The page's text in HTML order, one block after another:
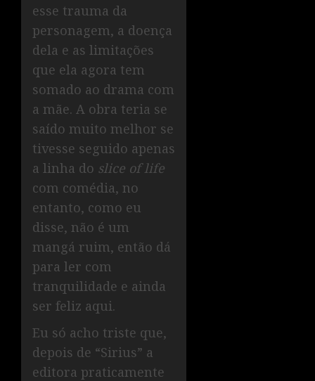
esse trauma da
personagem, a doença
dela e as limitações
que ela agora tem
somado ao drama com
a mãe. A obra teria se
saído muito melhor se
tivesse seguido apenas
a linha do slice of life
com comédia, no
entanto, como eu
disse, não é um
mangá ruim, então dá
para ler com
tranquilidade e ainda
ser feliz aqui.
Eu só acho triste que,
depois de “Sirius” a
editora praticamente